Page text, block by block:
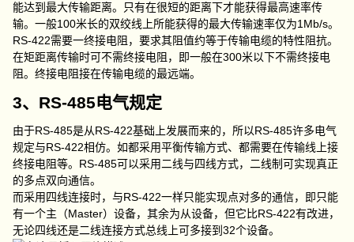
能达到最大传输距离。只有在很短的距离下才能获得最高速率传
输。一般100米长的双绞线上所能获得的最大传输速率仅为1Mb/s。
RS-422需要一终接电阻，要求其阻值约等于传输电缆的特性阻抗。
在矩距离传输时可不需终接电阻，即一般在300米以下不需终接电
阻。终接电阻接在传输电缆的最远端。
3、RS-485电气规定
由于RS-485是从RS-422基础上发展而来的，所以RS-485许多电气
规定与RS-422相仿。如都采用平衡传输方式、都需要在传输线上接
终接电阻等。RS-485可以采用二线与四线方式，二线制可实现真正
的多点双向通信。
而采用四线连接时，与RS-422一样只能实现点对多的通信，即只能
有一个主（Master）设备，其余为从设备，但它比RS-422有改进，
无论四线还是二线连接方式总线上可多接到32个设备。